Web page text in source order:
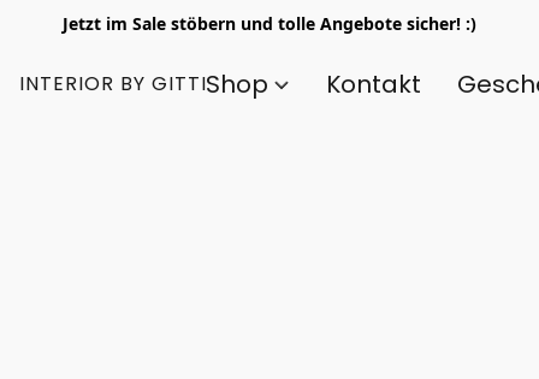
Jetzt im Sale stöbern und tolle Angebote sicher! :)
INTERIOR BY GITTIShop Kontakt